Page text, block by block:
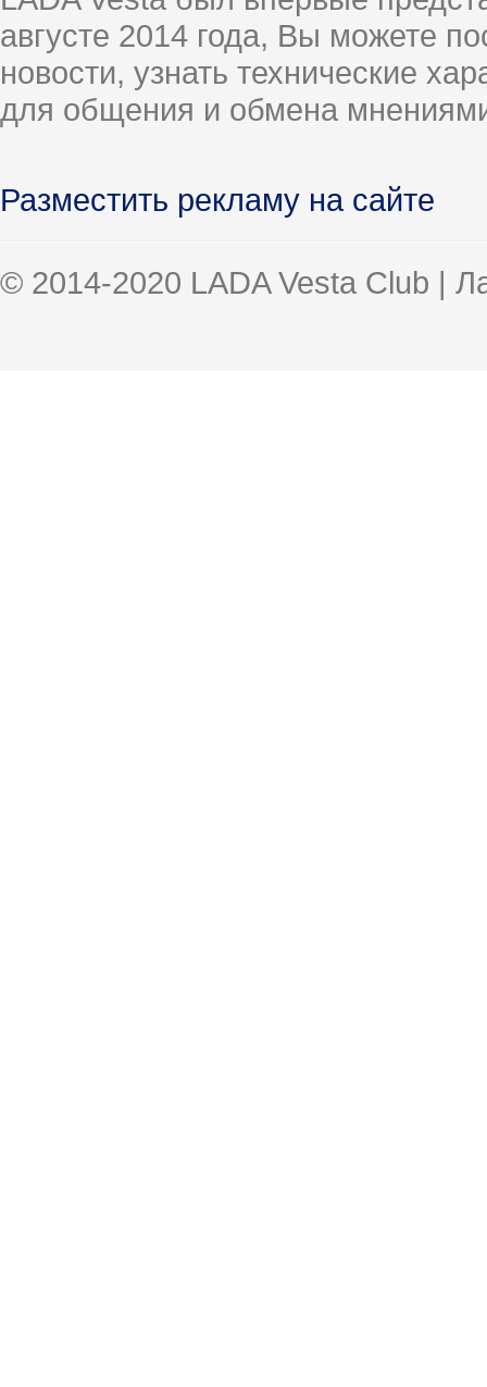
августе 2014 года, Вы можете
новости, узнать технические
для общения и обмена
Разместить рекламу на сайте
© 2014-2020 LADA Vesta Club |